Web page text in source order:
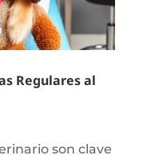
Regulares al
son clave